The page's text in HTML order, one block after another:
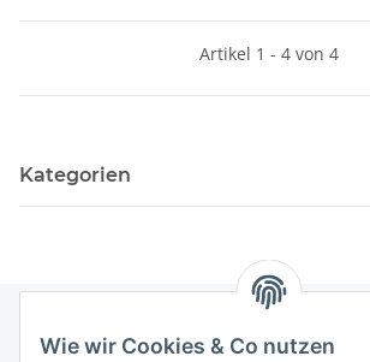
Artikel 1 - 4 von 4
Kategorien
Wie wir Cookies & Co nutzen